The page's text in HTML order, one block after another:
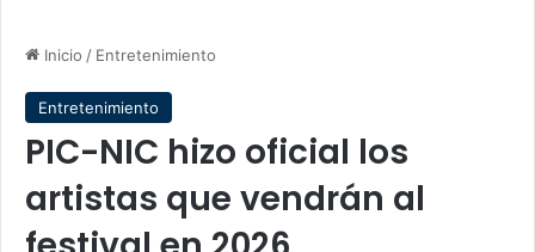
Inicio / Entretenimiento
Entretenimiento
PIC-NIC hizo oficial los
artistas que vendrán al